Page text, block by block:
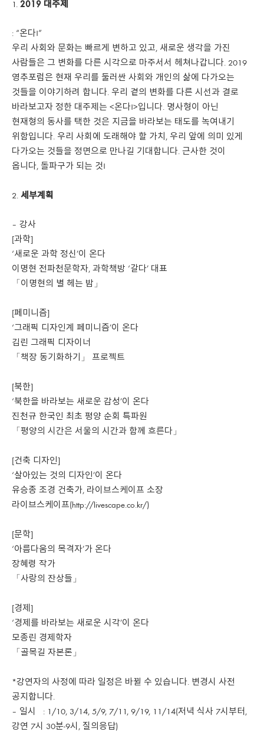
2019 대주제
: “온다!”
우리 사회와 문화는 빠르게 변하고 있고, 새로운 생각을 가진
사람들은 그 변화를 다른 시각으로 마주서서 헤쳐나갑니다. 2019
영추포럼은 현재 우리를 둘러싼 사회와 개인의 삶에 다가오는
것들을 이야기하려 합니다. 우리 곁의 변화를 다른 시선과 결로
바라보고자 정한 대주제는 <온다!>입니다. 명사형이 아닌
현재형의 동사를 택한 것은 지금을 바라보는 태도를 녹여내기
위함입니다. 우리 사회에 도래해야 할 가치, 우리 앞에 의미 있게
다가오는 것들을 정면으로 만나길 기대합니다. 근사한 것이
옵니다, 돌파구가 되는 것!
세부계획
– 강사
[과학]
‘새로운 과학 정신’이 온다
이명현 전파천문학자, 과학책방 ‘갈다’ 대표
「이명현의 별 헤는 밤」
[페미니즘]
‘그래픽 디자인계 페미니즘’이 온다
김린 그래픽 디자이너
「책장 동기화하기」 프로젝트
[북한]
‘북한을 바라보는 새로운 감성’이 온다
진천규 한국인 최초 평양 순회 특파원
「평양의 시간은 서울의 시간과 함께 흐른다」
[건축 디자인]
‘살아있는 것의 디자인’이 온다
유승종 조경 건축가, 라이브스케이프 소장
라이브스케이프(http://livescape.co.kr/)
[문학]
‘아름다움의 목격자’가 온다
장혜령 작가
「사랑의 잔상들」
[경제]
‘경제를 바라보는 새로운 시각’이 온다
모종린 경제학자
「골목길 자본론」
*강연자의 사정에 따라 일정은 바뀔 수 있습니다. 변경시 사전
공지합니다.
– 일시 : 1/10, 3/14, 5/9, 7/11, 9/19, 11/14(저녁 식사 7시부터,
강연 7시 30분-9시, 질의응답)